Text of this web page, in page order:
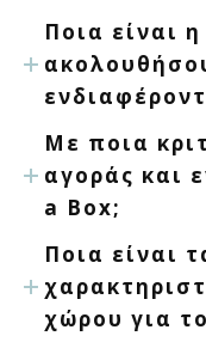
Ποια είναι
Με ποια
αγοράς και
a Box;
Ποια είναι
χώρου για